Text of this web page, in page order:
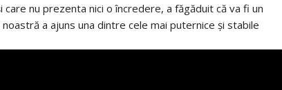
nu prezenta nici o încredere, a făgăduit că va fi un
a ajuns una dintre cele mai puternice și stabile